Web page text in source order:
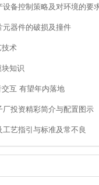
备控制策略及对环境的要
器件的破损及撞件
术
知识
互 有望年内落地
投资精彩简介与配置图示
艺指引与标准及常不良